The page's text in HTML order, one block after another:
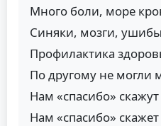
Много боли, море
Синяки, мозги, ушибы
Профилактика
По другому не могли
Нам «спасибо»
Нам «спасибо»